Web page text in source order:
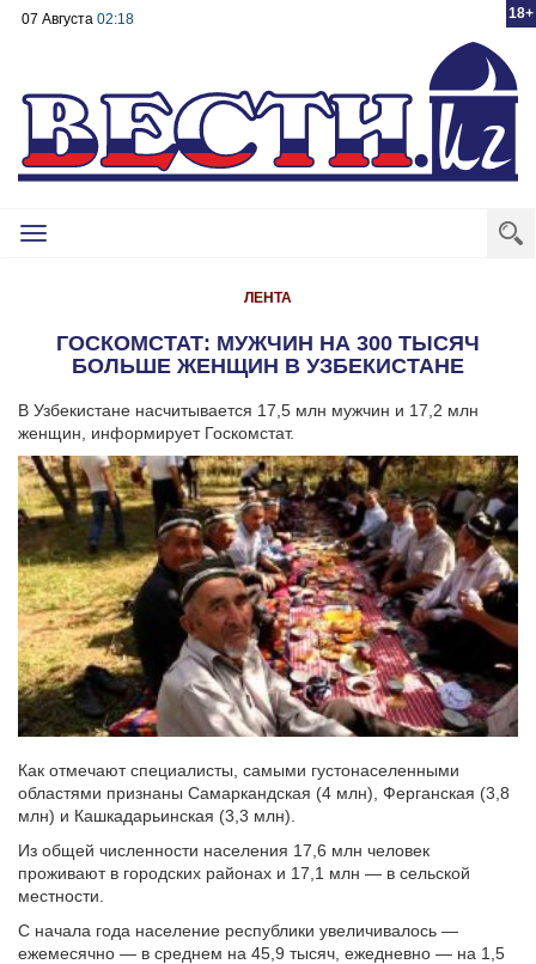
18+
07 Августа 02:18
Toggle
ЛЕНТА
ГОСКОМСТАТ: МУЖЧИН НА 300 ТЫСЯЧ
БОЛЬШЕ ЖЕНЩИН В УЗБЕКИСТАНЕ
В Узбекистане насчитывается 17,5 млн мужчин и 17,2 млн
женщин, информирует Госкомстат.
Как отмечают специалисты, самыми густонаселенными
областями признаны Самаркандская (4 млн), Ферганская (3,8
млн) и Кашкадарьинская (3,3 млн).
Из общей численности населения 17,6 млн человек
проживают в городских районах и 17,1 млн — в сельской
местности.
С начала года население республики увеличивалось —
ежемесячно — в среднем на 45,9 тысяч, ежедневно — на 1,5